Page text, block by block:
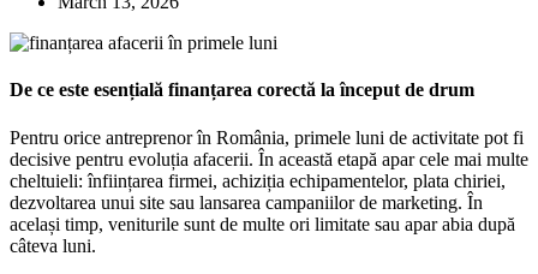
De ce este esențială finanțarea corectă la început de drum
Pentru orice antreprenor în România, primele luni de activitate pot fi
decisive pentru evoluția afacerii. În această etapă apar cele mai multe
cheltuieli: înființarea firmei, achiziția echipamentelor, plata chiriei,
dezvoltarea unui site sau lansarea campaniilor de marketing. În
același timp, veniturile sunt de multe ori limitate sau apar abia după
câteva luni.